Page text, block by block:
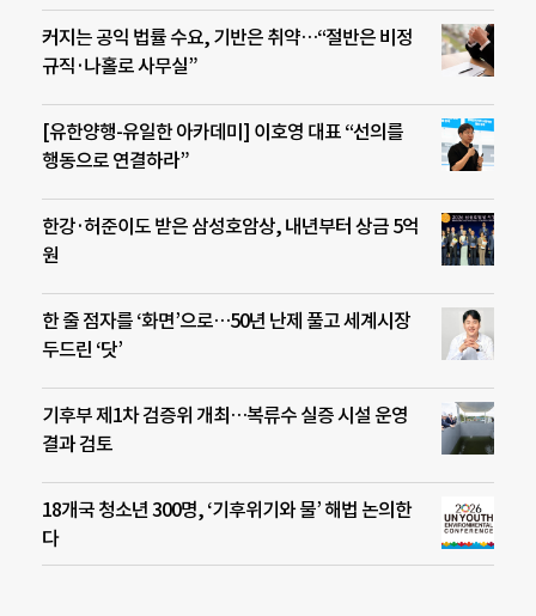
커지는 공익 법률 수요, 기반은 취약…“절반은 비정
규직·나홀로 사무실”
[유한양행-유일한 아카데미] 이호영 대표 “선의를
행동으로 연결하라”
한강·허준이도 받은 삼성호암상, 내년부터 상금 5억
원
한 줄 점자를 ‘화면’으로…50년 난제 풀고 세계시장
두드린 ‘닷’
기후부 제1차 검증위 개최…복류수 실증 시설 운영
결과 검토
18개국 청소년 300명, ‘기후위기와 물’ 해법 논의한
다